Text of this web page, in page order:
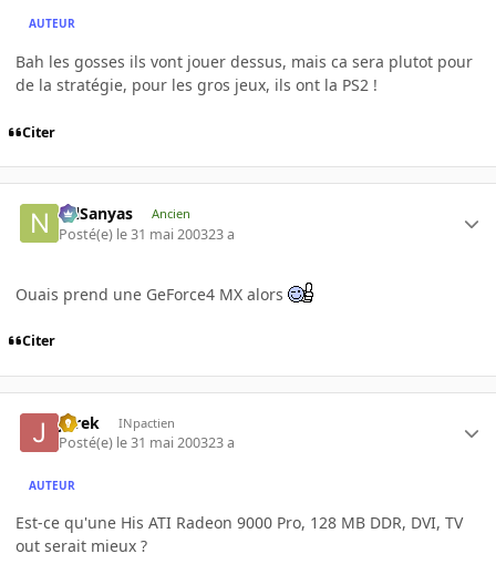
AUTEUR
Bah les gosses ils vont jouer dessus, mais ca sera plutot pour
de la stratégie, pour les gros jeux, ils ont la PS2 !
Citer
NilSanyas Ancien
Posté(e) le 31 mai 200323 a
Ouais prend une GeForce4 MX alors
Citer
JBrek INpactien
Posté(e) le 31 mai 200323 a
AUTEUR
Est-ce qu'une His ATI Radeon 9000 Pro, 128 MB DDR, DVI, TV
out serait mieux ?